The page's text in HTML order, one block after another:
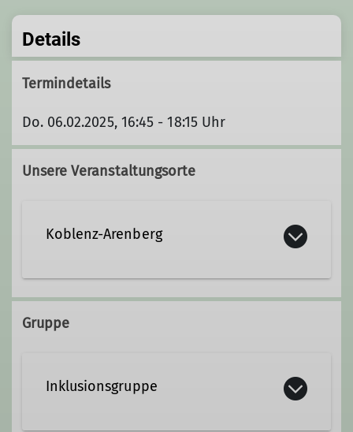
Details
Termindetails
Do. 06.02.2025, 16:45 - 18:15 Uhr
Unsere Veranstaltungsorte
Koblenz-Arenberg
Pfarrer-Kraus-Straße 63
Gruppe
Inklusionsgruppe